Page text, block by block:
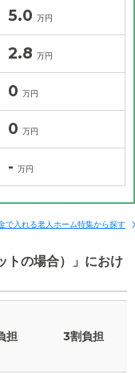
5.0 万円
2.8 万円
0 万円
0 万円
- 万円
で入れる老人ホーム特集から探す
トの場合）」におけ
担 3割負担